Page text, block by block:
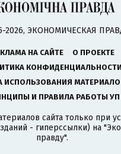
2026, ЭКОНОМИЧЕСКАЯ
НА САЙТЕ
О ПРОЕКТЕ
КОНФИДЕНЦИАЛЬНОСТИ
ИСПОЛЬЗОВАНИЯ
И ПРАВИЛА РАБОТЫ УП
сайта только при
- гиперссылки) на
правду".